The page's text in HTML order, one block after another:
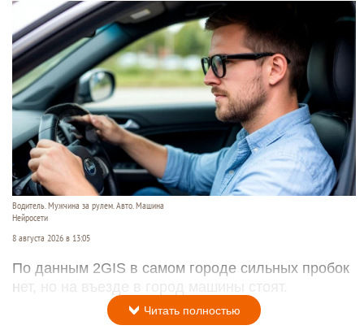
Водитель. Мужчина за рулем. Авто. Машина
Нейросети
8 августа 2026 в 13:05
По данным 2GIS в самом городе сильных пробок
нет, но на въезде в город машины стоят.
Читать полностью